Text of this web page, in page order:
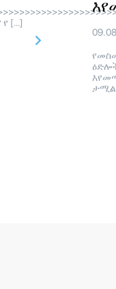
[…]
ታሚል